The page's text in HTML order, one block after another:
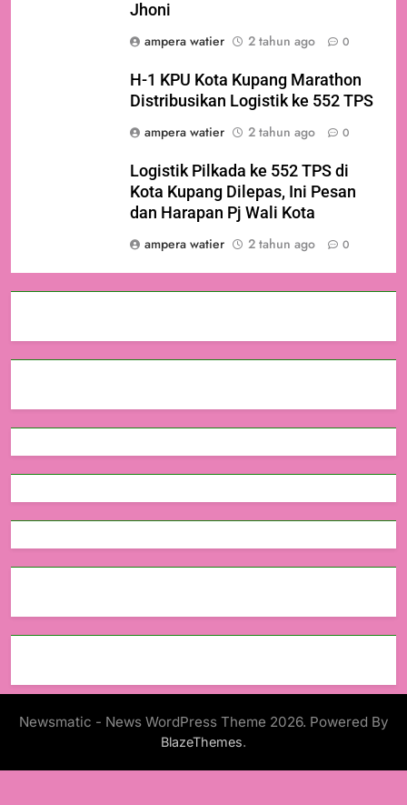
Jhoni
ampera watier
2 tahun ago 0
H-1 KPU Kota Kupang Marathon
Distribusikan Logistik ke 552 TPS
ampera watier
2 tahun ago 0
Logistik Pilkada ke 552 TPS di
Kota Kupang Dilepas, Ini Pesan
dan Harapan Pj Wali Kota
ampera watier
2 tahun ago 0
Newsmatic - News WordPress Theme 2026. Powered By
BlazeThemes.